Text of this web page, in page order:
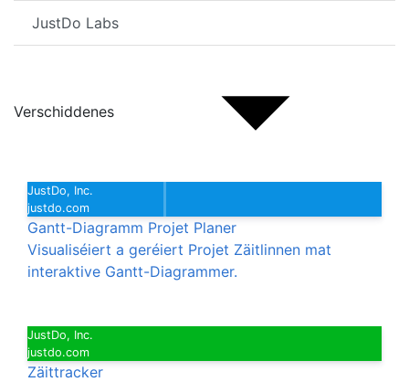
JustDo Labs
Verschiddenes
JustDo, Inc.
justdo.com
Gantt-Diagramm Projet Planer
Visualiséiert a geréiert Projet Zäitlinnen mat
interaktive Gantt-Diagrammer.
JustDo, Inc.
justdo.com
Zäittracker